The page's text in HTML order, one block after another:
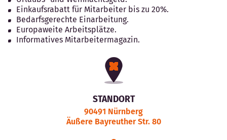
Einkaufsrabatt für Mitarbeiter bis zu 20%.
Bedarfsgerechte Einarbeitung.
Europaweite Arbeitsplätze.
Informatives Mitarbeitermagazin.
STANDORT
90491 Nürnberg
Äußere Bayreuther Str. 80